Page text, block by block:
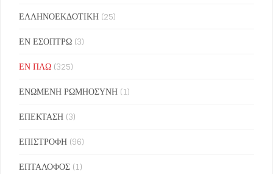
ΕΛΛΗΝΟΕΚΔΟΤΙΚΗ (25)
ΕΝ ΕΣΟΠΤΡΩ (3)
ΕΝ ΠΛΩ (325)
ΕΝΩΜΕΝΗ ΡΩΜΗΟΣΥΝΗ (1)
ΕΠΕΚΤΑΣΗ (3)
ΕΠΙΣΤΡΟΦΗ (96)
ΕΠΤΑΛΟΦΟΣ (1)